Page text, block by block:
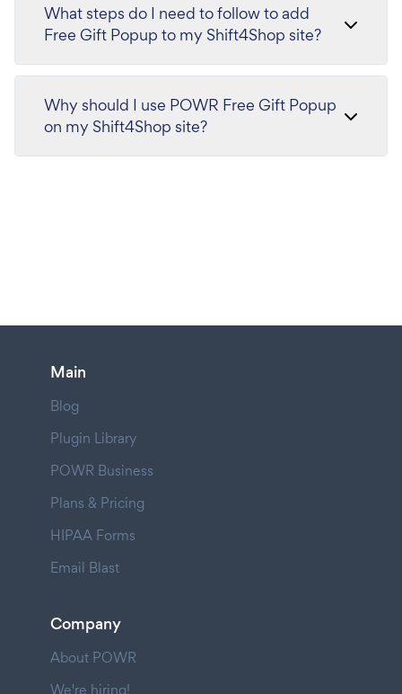
What steps do I need to follow to add
Free Gift Popup to my Shift4Shop site?
Why should I use POWR Free Gift Popup
on my Shift4Shop site?
Main
Blog
Plugin Library
POWR Business
Plans & Pricing
HIPAA Forms
Email Blast
Company
About POWR
We're hiring!